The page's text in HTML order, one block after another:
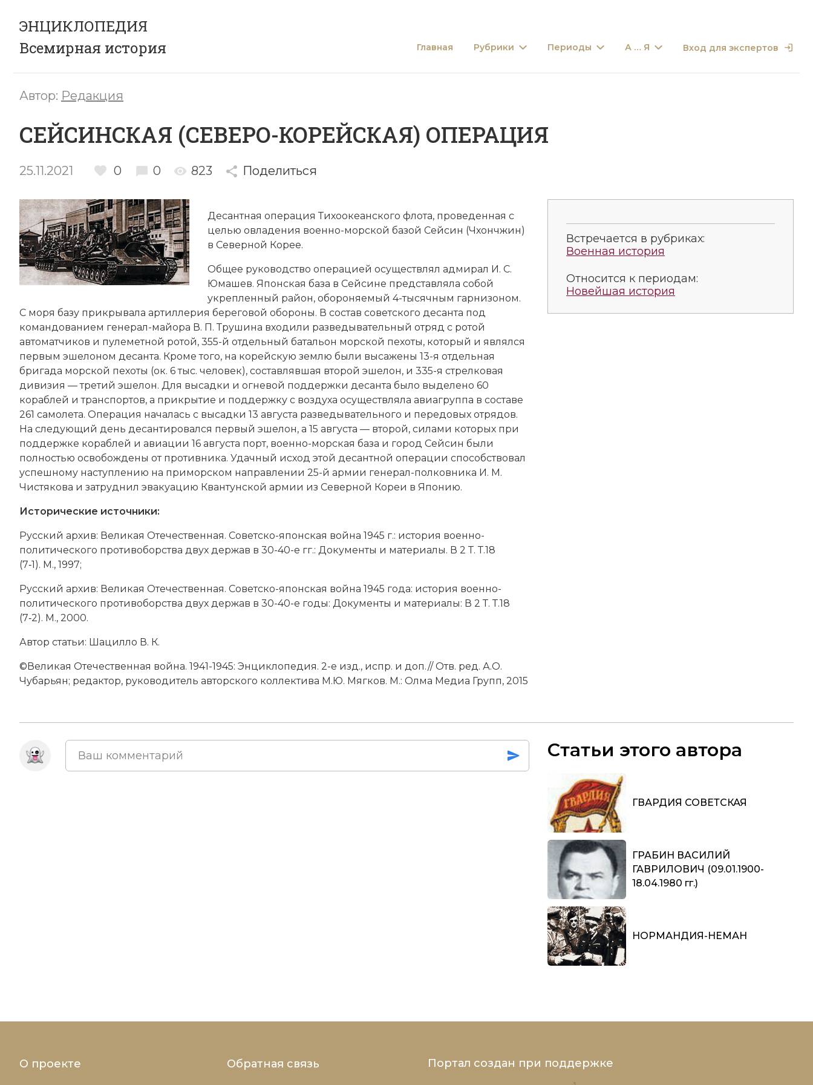
ЭНЦИКЛОПЕДИЯ
Всемирная история
Главная Рубрики Периоды А … Я Вход для экспертов
Автор: Редакция
СЕЙСИНСКАЯ (СЕВЕРО-КОРЕЙСКАЯ) ОПЕРАЦИЯ
25.11.2021 0 0 823 Поделиться
Десантная операция Тихоокеанского флота, проведенная с
целью овладения военно-морской базой Сейсин (Чхончжин)
в Северной Корее.
Общее руководство операцией осуществлял адмирал И. С.
Юмашев. Японская база в Сейсине представляла собой
укрепленный район, обороняемый 4-тысячным гарнизоном.
С моря базу прикрывала артиллерия береговой обороны. В состав советского десанта под
командованием генерал-майора В. П. Трушина входили разведывательный отряд с ротой
автоматчиков и пулеметной ротой, 355-й отдельный батальон морской пехоты, который и являлся
первым эшелоном десанта. Кроме того, на корейскую землю были высажены 13-я отдельная
бригада морской пехоты (ок. 6 тыс. человек), составлявшая второй эшелон, и 335-я стрелковая
дивизия — третий эшелон. Для высадки и огневой поддержки десанта было выделено 60
кораблей и транспортов, а прикрытие и поддержку с воздуха осуществляла авиагруппа в составе
261 самолета. Операция началась с высадки 13 августа разведывательного и передовых отрядов.
На следующий день десантировался первый эшелон, а 15 августа — второй, силами которых при
поддержке кораблей и авиации 16 августа порт, военно-морская база и город Сейсин были
полностью освобождены от противника. Удачный исход этой десантной операции способствовал
успешному наступлению на приморском направлении 25-й армии генерал-полковника И. М.
Чистякова и затруднил эвакуацию Квантунской армии из Северной Кореи в Японию.
Исторические источники:
Русский архив: Великая Отечественная. Советско-японская война 1945 г.: история военно-
политического противоборства двух держав в 30-40-е гг.: Документы и материалы. В 2 Т. Т.18
(7‑1). М., 1997;
Русский архив: Великая Отечественная. Советско-японская война 1945 года: история военно-
политического противоборства двух держав в 30-40-е годы: Документы и материалы: В 2 Т. Т.18
(7‑2). М., 2000.
Автор статьи: Шацилло В. К.
©Великая Отечественная война. 1941-1945: Энциклопедия. 2-е изд., испр. и доп.// Отв. ред. А.О.
Чубарьян; редактор, руководитель авторского коллектива М.Ю. Мягков. М.: Олма Медиа Групп, 2015
Встречается в рубриках:
Военная история
Относится к периодам:
Новейшая история
Статьи этого автора
ГВАРДИЯ СОВЕТСКАЯ
ГРАБИН ВАСИЛИЙ
ГАВРИЛОВИЧ (09.01.1900-
18.04.1980 гг.)
НОРМАНДИЯ-НЕМАН
О проекте
Обратная связь Портал создан при поддержке